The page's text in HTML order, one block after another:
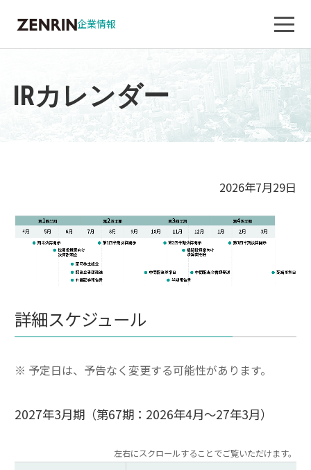
企業情報
IRカレンダー
2026年7月29日
詳細スケジュール
※ 予定日は、予告なく変更する可能性があります。
2027年3月期（第67期：2026年4月～27年3月）